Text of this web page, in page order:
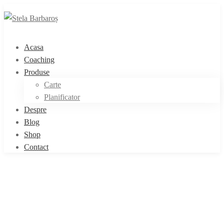
Acasa
Coaching
Produse
Carte
Planificator
Despre
Blog
Shop
Contact